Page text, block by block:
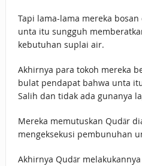
Tapi lama-lama mereka
unta itu sungguh
kebutuhan suplai air.
Akhirnya para tokoh mereka
bulat pendapat bahwa unta
Salih dan tidak ada gunanya
Mereka memutuskan Qudār
mengeksekusi pembunuhan
Akhirnya Qudār